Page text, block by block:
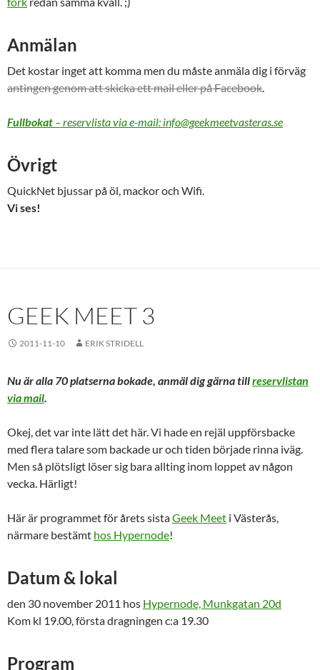
Anmälan
Det kostar inget att komma men du måste anmäla dig i förväg
antingen genom att skicka ett mail eller på Facebook.
Fullbokat – reservlista via e-mail: info@geekmeetvasteras.se
Övrigt
QuickNet bjussar på öl, mackor och Wifi.
Vi ses!
GEEK MEET 3
2011-11-10 ERIK STRIDELL
Nu är alla 70 platserna bokade, anmäl dig gärna tillreservlistan
via mail.
Okej, det var inte lätt det här. Vi hade en rejäl uppförsbacke
med flera talare som backade ur och tiden började rinna iväg.
Men så plötsligt löser sig bara allting inom loppet av någon
vecka. Härligt!
Här är programmet för årets sistaGeek Meet i Västerås,
närmare bestämt hos Hypernode!
Datum & lokal
den 30 november 2011 hos Hypernode, Munkgatan 20d
Kom kl 19.00, första dragningen c:a 19.30
Program